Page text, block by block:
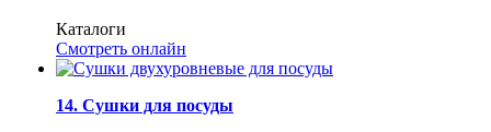
Каталоги
Смотреть онлайн
14. Сушки для посуды